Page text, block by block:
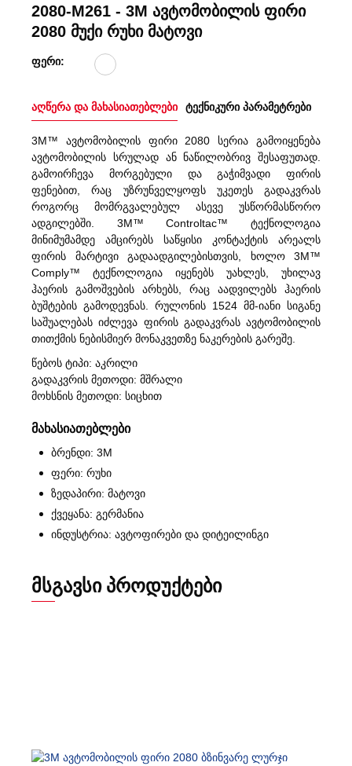
2080-M261 - 3M ავტომობილის ფირი
2080 მუქი რუხი მატოვი
ფერი:
აღწერა და მახასიათებლები ტექნიკური პარამეტრები
3M™ ავტომობილის ფირი 2080 სერია გამოიყენება
ავტომობილის სრულად ან ნაწილობრივ შესაფუთად.
გამოირჩევა მორგებული და გაჭიმვადი ფირის
ფენებით, რაც უზრუნველყოფს უკეთეს გადაკვრას
როგორც მომრგვალებულ ასევე უსწორმასწორო
ადგილებში. 3M™ Controltac™ ტექნოლოგია
მინიმუმამდე ამცირებს საწყისი კონტაქტის არეალს
ფირის მარტივი გადაადგილებისთვის, ხოლო 3M™
Comply™ ტექნოლოგია იყენებს უახლეს, უხილავ
ჰაერის გამოშვების არხებს, რაც აადვილებს ჰაერის
ბუშტების გამოდევნას. რულონის 1524 მმ-იანი სიგანე
საშუალებას იძლევა ფირის გადაკვრას ავტომობილის
თითქმის ნებისმიერ მონაკვეთზე ნაკერების გარეშე.
წებოს ტიპი: აკრილი
გადაკვრის მეთოდი: მშრალი
მოხსნის მეთოდი: სიცხით
მახასიათებლები
ბრენდი: 3M
ფერი: რუხი
ზედაპირი: მატოვი
ქვეყანა: გერმანია
ინდუსტრია: ავტოფირები და დიტეილინგი
ᲛᲡᲒᲐᲕᲡᲘ ᲞᲠᲝᲓᲣᲥᲢᲔᲑᲘ